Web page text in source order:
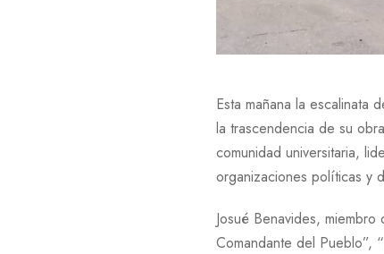
Esta mañana la escalinata
la trascendencia de su
comunidad universitaria,
organizaciones políticas y
Josué Benavides,
Comandante del Pueblo”,